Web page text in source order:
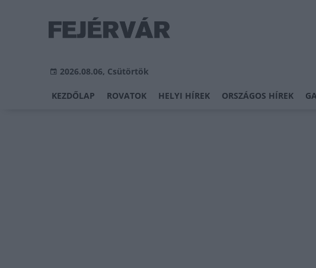
2026.08.06, Csütörtök
KEZDŐLAP ROVATOK HELYI HÍREK ORSZÁGOS HÍREK